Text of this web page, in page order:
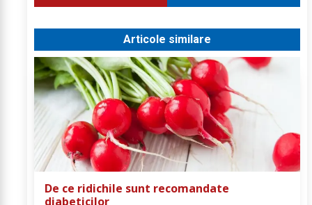
Articole similare
De ce ridichile sunt recomandate
diabeticilor